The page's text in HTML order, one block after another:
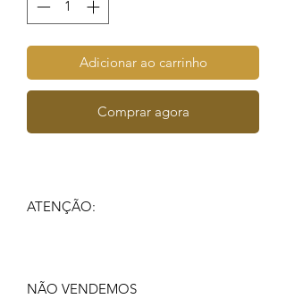
Adicionar ao carrinho
Comprar agora
ATENÇÃO:
NÃO VENDEMOS